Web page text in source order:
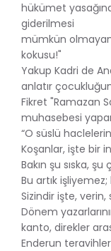
hükümet
giderilmesi
mümkün
kokusu!"
Yakup Kadri de
anlatır
Fikret "Ramazan
muhasebesi
“O süslü
Koşanlar, işte bir
Bakın şu sıska, şu
Bu artık
Sizindir işte,
Dönem
kanto, direkler
Enderun